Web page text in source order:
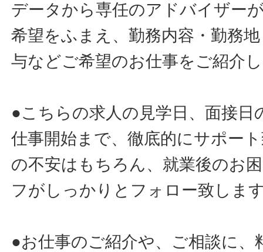
データから専任のアドバイザー
希望をふまえ、勤務内容・勤務
与などご希望のお仕事をご紹介
●こちらの求人の見学日、面接日
仕事開始まで、徹底的にサポー
の不安はもちろん、就業後のお
フがしっかりとフォロー致しま
●お仕事のご紹介や、ご相談に